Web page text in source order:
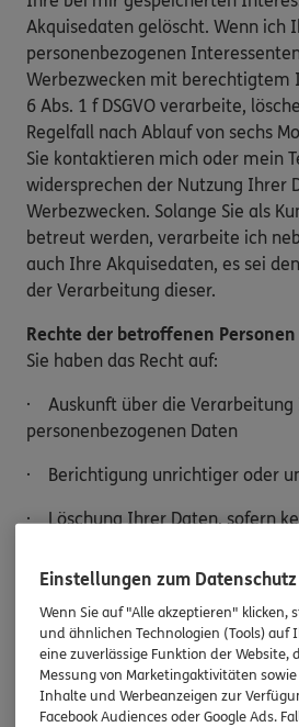
Akquisedaten gelöscht. Wenn ich
personenbezogenen
Werbezwecken mit berechtigtem
6 Abs. 1 f DSGVO verarbeite,
Regelfall nach Ablauf von sechs
Sie kontaktieren mich oder mein
widersprechen der Nutzung Ihrer
Werbezwecken. Solange Sie als
betreut werden, verarbeite ich
auch Ihre Akquisedaten, es sei
der Verarbeitung dieser.
Rechte der betroffenen Personen
Sie haben das Recht auf:
· Auskunft über die Verarbeitung
personenbezogenen Daten
· Berichtigung unrichtiger oder
· Löschung Ihrer Daten, sofern
· Einschränkung der Verarbeitung
· Widerspruch gegen die
· Datenübertragung an einen
Verantwortlichen
Einstellungen zum Datenschutz
Wenn Sie auf "Alle akzeptieren" klicken,
und ähnlichen Technologien (Tools)
eine zuverlässige Funktion der
Messung von Marketingaktivitäten
Inhalte und Werbeanzeigen zur
Facebook Audiences oder Google Ads.